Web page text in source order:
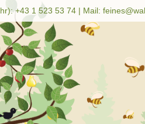
+43 1 523 53 74 | Mail: